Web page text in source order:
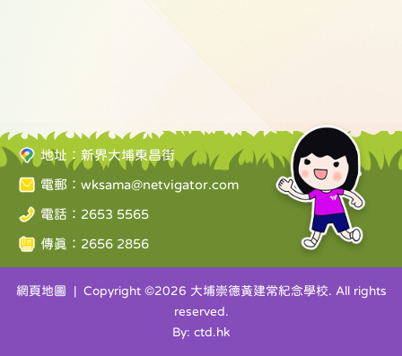
地址：新界大埔東昌街
電郵： wksama@netvigator.com
電話：2653 5565
傳真：2656 2856
網頁地圖 | Copyright ©2026 大埔崇德黃建常紀念學校. All rights
reserved.
By: ctd.hk